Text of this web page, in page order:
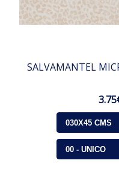
SALVAMANTEL